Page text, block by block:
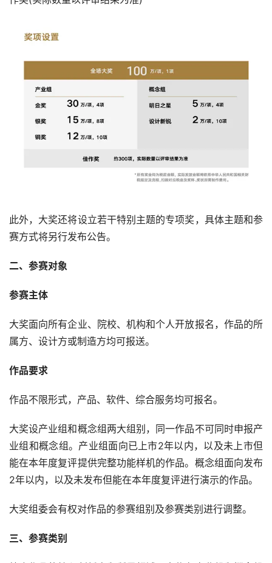
此外，大奖还将设立若干特别主题的专项奖，具体主题和参
赛方式将另行发布公告。
二、参赛对象
参赛主体
大奖面向所有企业、院校、机构和个人开放报名，作品的所
属方、设计方或制造方均可报送。
作品要求
作品不限形式，产品、软件、综合服务均可报名。
大奖设产业组和概念组两大组别，同一作品不可同时申报产
业组和概念组。产业组面向已上市2年以内，以及未上市但
能在本年度复评提供完整功能样机的作品。概念组面向发布
2年以内，以及未发布但能在本年度复评进行演示的作品。
大奖组委会有权对作品的参赛组别及参赛类别进行调整。
三、参赛类别